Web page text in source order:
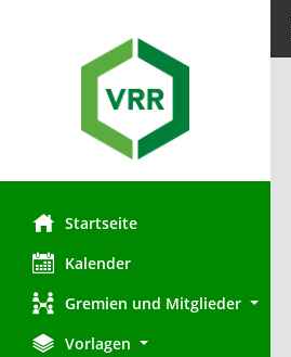
Startseite
Kalender
Gremien und Mitglieder
Vorlagen